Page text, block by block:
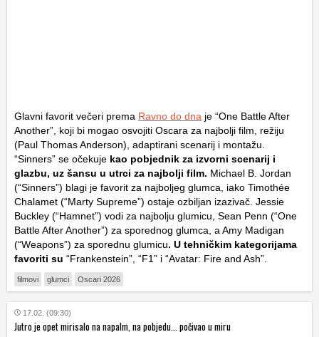
Glavni favorit večeri prema Ravno do dna je “One Battle After
Another”, koji bi mogao osvojiti Oscara za najbolji film, režiju
(Paul Thomas Anderson), adaptirani scenarij i montažu.
“Sinners” se očekuje kao pobjednik za izvorni scenarij i
glazbu, uz šansu u utrci za najbolji film. Michael B. Jordan
(“Sinners”) blagi je favorit za najboljeg glumca, iako Timothée
Chalamet (“Marty Supreme”) ostaje ozbiljan izazivač. Jessie
Buckley (“Hamnet”) vodi za najbolju glumicu, Sean Penn (“One
Battle After Another”) za sporednog glumca, a Amy Madigan
(“Weapons”) za sporednu glumicu. U tehničkim kategorijama
favoriti su “Frankenstein”, “F1” i “Avatar: Fire and Ash”.
filmovi glumci Oscari 2026
17.02. (09:30)
Jutro je opet mirisalo na napalm, na pobjedu... počivao u miru